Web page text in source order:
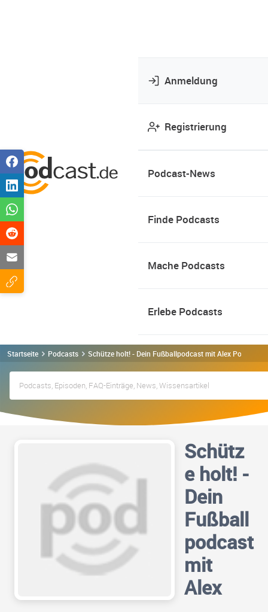
Anmeldung
Registrierung
Podcast-News
Finde Podcasts
Mache Podcasts
Erlebe Podcasts
Startseite Podcasts Schütze holt! - Dein Fußballpodcast mit Alex Podcast
Schütz
e holt! -
Dein
Fußball
podcast
mit
Alex